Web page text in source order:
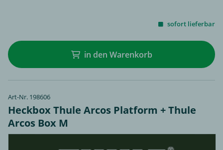
sofort lieferbar
in den Warenkorb
Art-Nr. 198606
Heckbox Thule Arcos Platform + Thule
Arcos Box M